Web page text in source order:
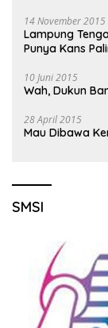
14 November 2015
Lampung
Punya Kans
10 Juni 2015
Wah, Dukun
28 April 2015
Mau Dibawa
SMSI